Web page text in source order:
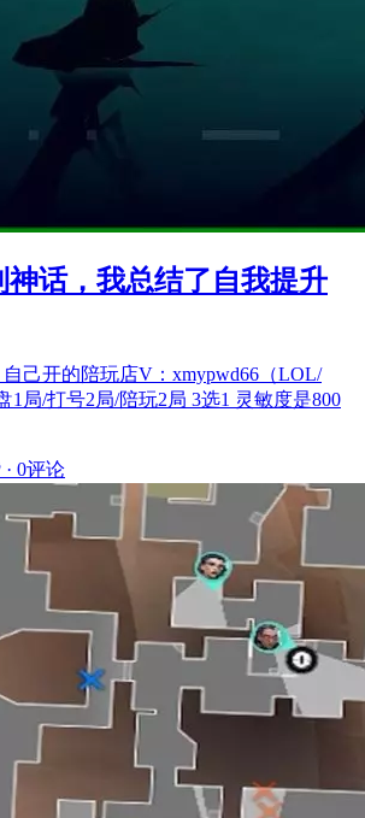
神话，我总结了自我提升
己开的陪玩店V：xmypwd66（LOL/
1局/打号2局/陪玩2局 3选1 灵敏度是800
· 0评论